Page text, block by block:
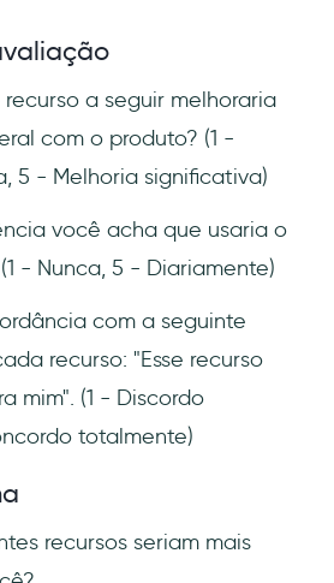
a seguir melhoraria
com o produto? (1 -
5 - Melhoria significativa)
você acha que usaria o
- Nunca, 5 - Diariamente)
com a seguinte
recurso: "Esse recurso
mim". (1 - Discordo
totalmente)
recursos seriam mais